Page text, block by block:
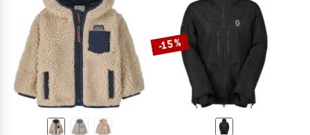
-15 %